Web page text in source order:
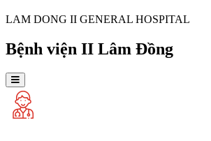
LAM DONG II GENERAL HOSPITAL
Bệnh viện II Lâm Đồng